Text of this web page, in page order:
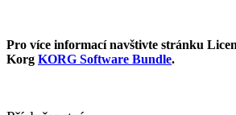
Pro více informací navštivte stránku
Korg KORG Software Bundle.